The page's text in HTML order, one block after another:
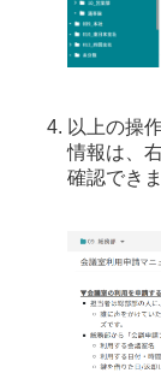
以上の操
情報は、
確認できま